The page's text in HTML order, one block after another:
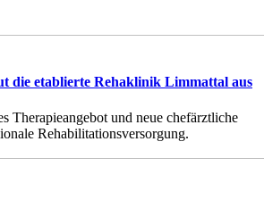
die etablierte Rehaklinik Limmattal aus
Therapieangebot und neue chefärztliche
Rehabilitationsversorgung.